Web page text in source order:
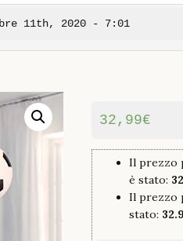
11th, 2020 - 7:01
32,99€
Il prezzo
è stato:
Il prezzo
stato: